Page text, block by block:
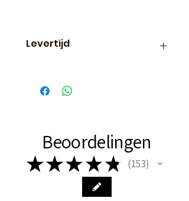
Levertijd
vaak de volgende dag al in
huis!
Beoordelingen
★★★ ★ ★ 153
153